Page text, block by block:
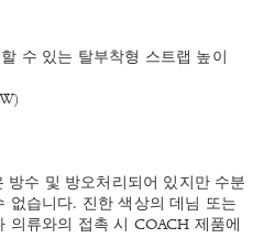
수 있는 탈부착형 스트랩 높이
방수 및 방오처리되어 있지만 수분
없습니다. 진한 색상의 데님 또는
류와의 접촉 시 COACH 제품에